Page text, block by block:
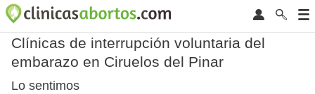
Clínicas de interrupción voluntaria del
embarazo en Ciruelos del Pinar
Lo sentimos